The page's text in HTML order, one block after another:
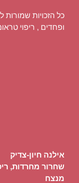
כל הזכויות שמורות
ופחדים , ריפוי
אילנה חיון-צדיק
שחרור מחרדות,
מנצח